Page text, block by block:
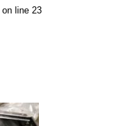
on line 23